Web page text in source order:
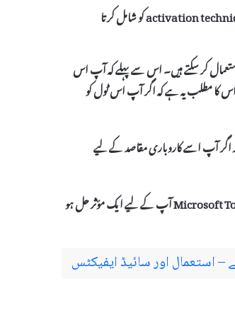
activationکو شامل کرتا
کر سکتے ہیں۔ اس سے پہلے کہ آپ اس
کا مطلب یہ ہے کہ اگر آپ اس ٹول کو
آپ اسے کاروباری مقاصد کے لیے
آخر میں، اگر آپ اپنی Windows 10 یا Office کی مصنوعات کو فعال کرنے کا سوچ رہے ہیں، تو Microsoft Toolkit آپ کے لیے ایک مؤثر حل ہو